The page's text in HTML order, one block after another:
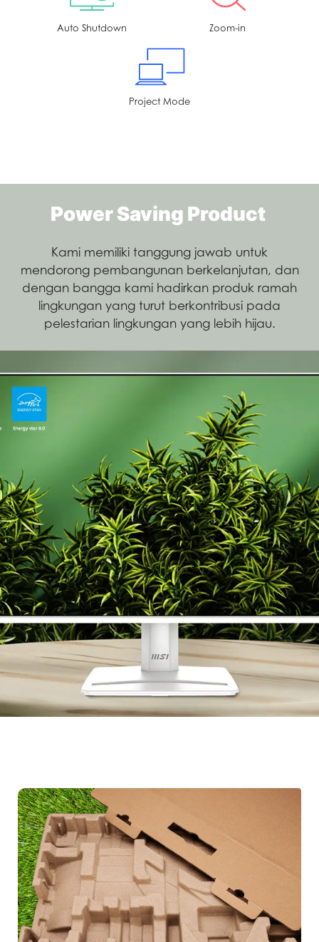
Auto Shutdown Zoom-in
Project Mode
Power Saving Product
Kami memiliki tanggung jawab untuk
mendorong pembangunan berkelanjutan, dan
dengan bangga kami hadirkan produk ramah
lingkungan yang turut berkontribusi pada
pelestarian lingkungan yang lebih hijau.